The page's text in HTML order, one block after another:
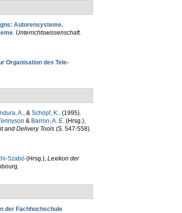
Autoren­systeme,
. Unterrichtswissenschaft.
Organisation des Tele-
A., & Schöpf, K.. (1995).
& Barron, A. E.(Hrsg.),
and Delivery Tools(S. 547-558).
Szabó(Hrsg.), Lexikon der
der Fach­hochschule